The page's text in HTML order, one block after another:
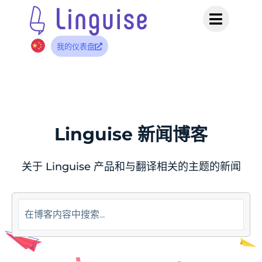
我的仪表盘
Linguise 新闻博客
关于 Linguise 产品和与翻译相关的主题的新闻